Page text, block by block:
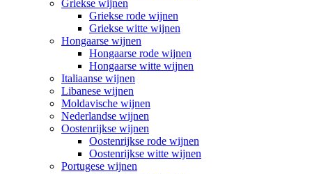
Griekse wijnen
Griekse rode wijnen
Griekse witte wijnen
Hongaarse wijnen
Hongaarse rode wijnen
Hongaarse witte wijnen
Italiaanse wijnen
Libanese wijnen
Moldavische wijnen
Nederlandse wijnen
Oostenrijkse wijnen
Oostenrijkse rode wijnen
Oostenrijkse witte wijnen
Portugese wijnen